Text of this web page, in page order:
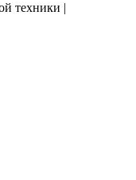
техники |